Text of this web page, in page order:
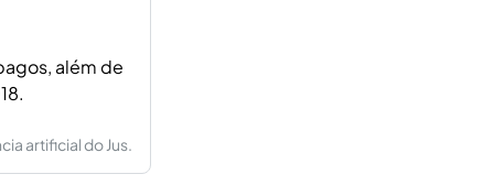
além de
artificial do Jus.